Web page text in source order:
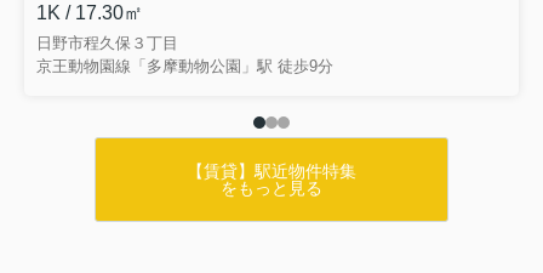
1K / 17.30㎡
日野市程久保３丁目
京王動物園線「多摩動物公園」駅 徒歩9分
【賃貸】駅近物件特集
をもっと見る